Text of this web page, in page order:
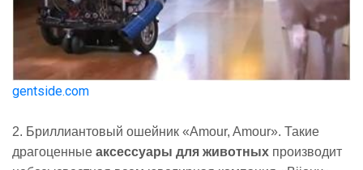
gentside.com
2. Бриллиантовый ошейник «Amour, Amour». Такие
драгоценные аксессуары для животных производит